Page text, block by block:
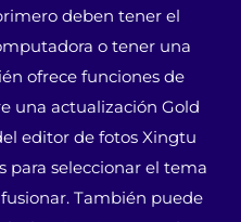
deben tener el
o tener una
ofrece funciones de
una actualización Gold
editor de fotos Xingtu
para seleccionar el tema
También puede